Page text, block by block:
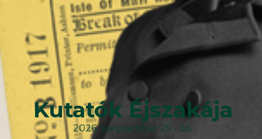
Kutatók Éjszakája
2026. szeptember 25 - 26.